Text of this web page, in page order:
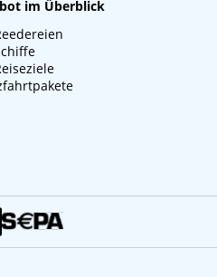
im Überblick